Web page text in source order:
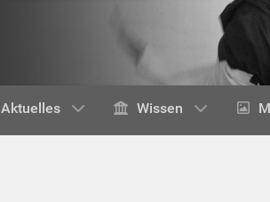
Aktuelles Wissen